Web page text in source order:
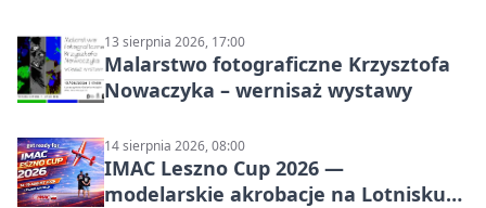
13 sierpnia 2026, 17:00
Malarstwo fotograficzne Krzysztofa
Nowaczyka – wernisaż wystawy
14 sierpnia 2026, 08:00
IMAC Leszno Cup 2026 —
modelarskie akrobacje na Lotnisku